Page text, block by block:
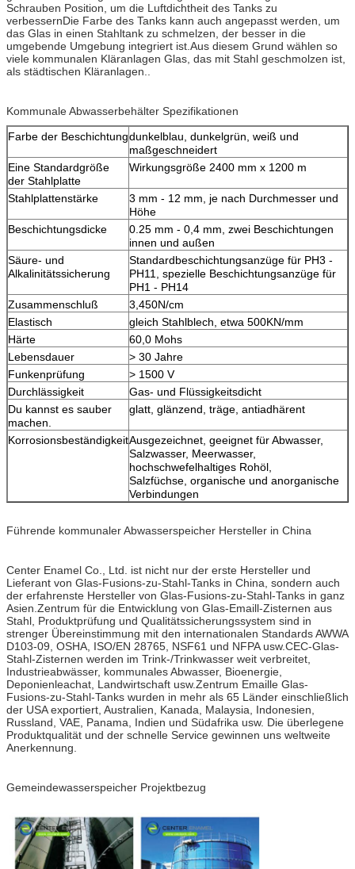
Schrauben Position, um die Luftdichtheit des Tanks zu
verbessernDie Farbe des Tanks kann auch angepasst werden, um
das Glas in einen Stahltank zu schmelzen, der besser in die
umgebende Umgebung integriert ist.Aus diesem Grund wählen so
viele kommunalen Kläranlagen Glas, das mit Stahl geschmolzen ist,
als städtischen Kläranlagen..
Kommunale Abwasserbehälter Spezifikationen
Farbe der Beschichtungdunkelblau, dunkelgrün, weiß und
maßgeschneidert
Eine Standardgröße
der Stahlplatte
Wirkungsgröße 2400 mm x 1200 m
Stahlplattenstärke
3 mm - 12 mm, je nach Durchmesser und
Höhe
Beschichtungsdicke
0.25 mm - 0,4 mm, zwei Beschichtungen
innen und außen
Säure- und
Alkalinitätssicherung
Standardbeschichtungsanzüge für PH3 -
PH11, spezielle Beschichtungsanzüge für
PH1 - PH14
Zusammenschluß
3,450N/cm
Elastisch
gleich Stahlblech, etwa 500KN/mm
Härte
60,0 Mohs
Lebensdauer
> 30 Jahre
Funkenprüfung
> 1500 V
Durchlässigkeit
Gas- und Flüssigkeitsdicht
Du kannst es sauber
machen.
glatt, glänzend, träge, antiadhärent
KorrosionsbeständigkeitAusgezeichnet, geeignet für Abwasser,
Salzwasser, Meerwasser,
hochschwefelhaltiges Rohöl,
Salzfüchse, organische und anorganische
Verbindungen
Führende kommunaler Abwasserspeicher Hersteller in China
Center Enamel Co., Ltd. ist nicht nur der erste Hersteller und
Lieferant von Glas-Fusions-zu-Stahl-Tanks in China, sondern auch
der erfahrenste Hersteller von Glas-Fusions-zu-Stahl-Tanks in ganz
Asien.Zentrum für die Entwicklung von Glas-Emaill-Zisternen aus
Stahl, Produktprüfung und Qualitätssicherungssystem sind in
strenger Übereinstimmung mit den internationalen Standards AWWA
D103-09, OSHA, ISO/EN 28765, NSF61 und NFPA usw.CEC-Glas-
Stahl-Zisternen werden im Trink-/Trinkwasser weit verbreitet,
Industrieabwässer, kommunales Abwasser, Bioenergie,
Deponienleachat, Landwirtschaft usw.Zentrum Emaille Glas-
Fusions-zu-Stahl-Tanks wurden in mehr als 65 Länder einschließlich
der USA exportiert, Australien, Kanada, Malaysia, Indonesien,
Russland, VAE, Panama, Indien und Südafrika usw. Die überlegene
Produktqualität und der schnelle Service gewinnen uns weltweite
Anerkennung.
Gemeindewasserspeicher Projektbezug